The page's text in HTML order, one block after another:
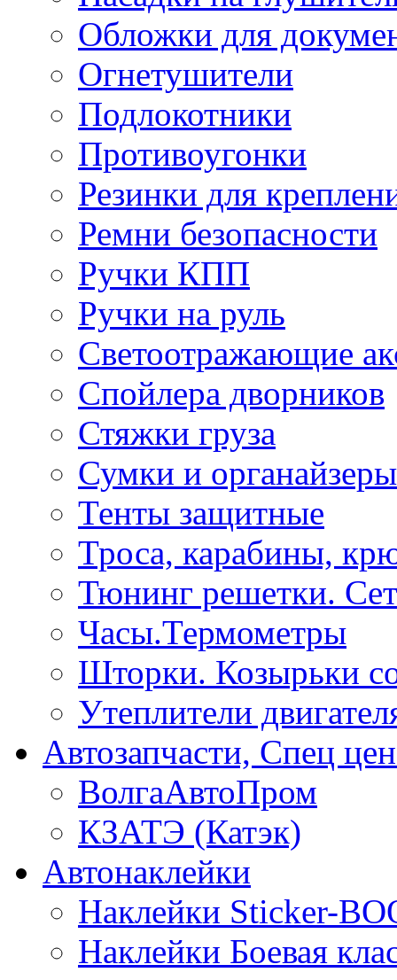
Обложки для
Огнетушители
Подлокотники
Противоугонки
Резинки для
Ремни безопасности
Ручки КПП
Ручки на руль
Светоотражающие
Спойлера дворников
Стяжки груза
Сумки и органайзеры
Тенты защитные
Троса, карабины,
Тюнинг решетки.
Часы.Термометры
Шторки. Козырьки
Утеплители
Автозапчасти, Спец
ВолгаАвтоПром
КЗАТЭ (Катэк)
Автонаклейки
Наклейки Sticker-
Наклейки Боевая